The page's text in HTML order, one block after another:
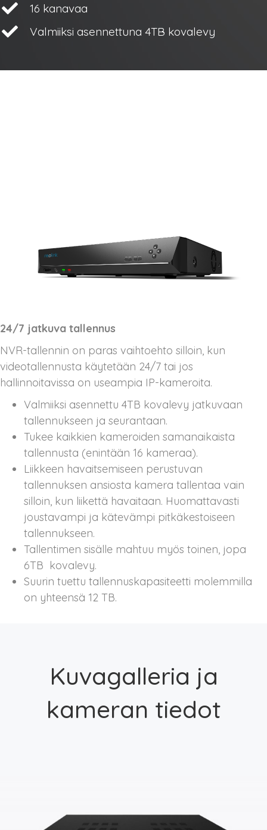
16 kanavaa
Valmiiksi asennettuna 4TB kovalevy
24/7 jatkuva tallennus
NVR-tallennin on paras vaihtoehto silloin, kun
videotallennusta käytetään 24/7 tai jos
hallinnoitavissa on useampia IP-kameroita.
Valmiiksi asennettu 4TB kovalevy jatkuvaan
tallennukseen ja seurantaan.
Tukee kaikkien kameroiden samanaikaista
tallennusta (enintään 16 kameraa).
Liikkeen havaitsemiseen perustuvan
tallennuksen ansiosta kamera tallentaa vain
silloin, kun liikettä havaitaan. Huomattavasti
joustavampi ja kätevämpi pitkäkestoiseen
tallennukseen.
Tallentimen sisälle mahtuu myös toinen, jopa
6TB kovalevy.
Suurin tuettu tallennuskapasiteetti molemmilla
on yhteensä 12 TB.
Kuvagalleria ja
kameran tiedot